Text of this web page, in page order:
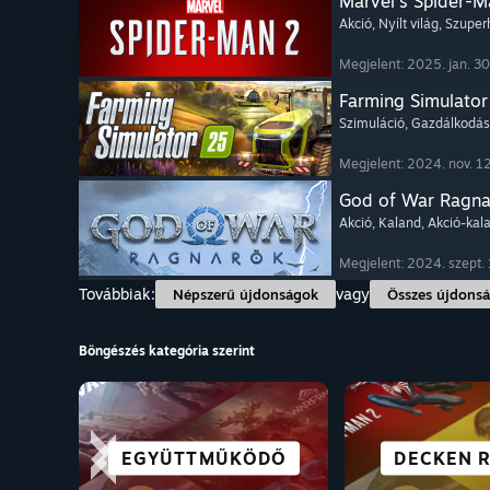
Akció, Nyílt világ,
Megjelent: 2025. jan.
Farming
Szimuláció,
Megjelent: 2024. nov.
God of War
Akció, Kaland, Akció-
Megjelent: 2024. szept.
Továbbiak:
Népszerű újdonságok vagy Összes
Böngészés kategória szerint
EGYÜTTMŰKÖDŐ DECKEN
VIZUÁLIS REGÉNY
VR JÁTÉKOK
KÖNNYED